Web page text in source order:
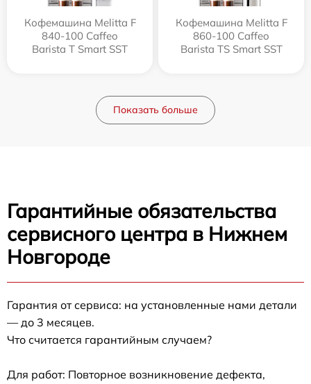
Кофемашина Melitta F
840-100 Caffeo
Barista T Smart SST
Кофемашина Melitta F
860-100 Caffeo
Barista TS Smart SST
Показать больше
Гарантийные обязательства
сервисного центра в Нижнем
Новгороде
Гарантия от сервиса: на установленные нами детали
— до 3 месяцев.
Что считается гарантийным случаем?
Для работ: Повторное возникновение дефекта,